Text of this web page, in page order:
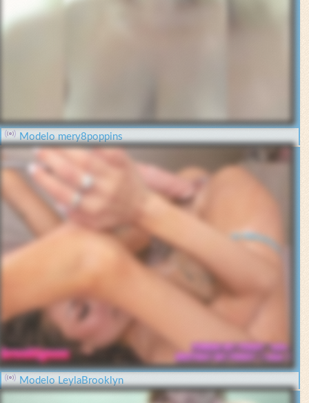
Modelo mery8poppins
Modelo LeylaBrooklyn